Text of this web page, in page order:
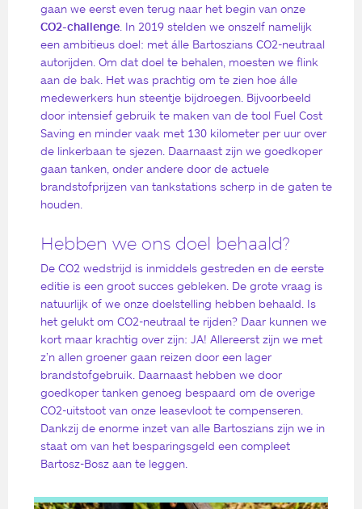
gaan we eerst even terug naar het begin van onze
CO2-challenge . In 2019 stelden we onszelf namelijk
een ambitieus doel: met álle Bartoszians CO2-neutraal
autorijden. Om dat doel te behalen, moesten we flink
aan de bak. Het was prachtig om te zien hoe álle
medewerkers hun steentje bijdroegen. Bijvoorbeeld
door intensief gebruik te maken van de tool Fuel Cost
Saving en minder vaak met 130 kilometer per uur over
de linkerbaan te sjezen. Daarnaast zijn we goedkoper
gaan tanken, onder andere door de actuele
brandstofprijzen van tankstations scherp in de gaten te
houden.
Hebben we ons doel behaald?
De CO2 wedstrijd is inmiddels gestreden en de eerste
editie is een groot succes gebleken. De grote vraag is
natuurlijk of we onze doelstelling hebben behaald. Is
het gelukt om CO2-neutraal te rijden? Daar kunnen we
kort maar krachtig over zijn: JA! Allereerst zijn we met
z’n allen groener gaan reizen door een lager
brandstofgebruik. Daarnaast hebben we door
goedkoper tanken genoeg bespaard om de overige
CO2-uitstoot van onze leasevloot te compenseren.
Dankzij de enorme inzet van alle Bartoszians zijn we in
staat om van het besparingsgeld een compleet
Bartosz-Bosz aan te leggen.